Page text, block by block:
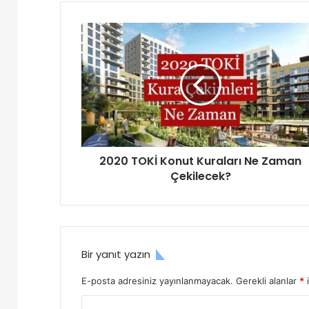
2
0
2
0
T
O
K
K
t
a
l
2020 TOKİ Konut Kuraları Ne Zaman
Çekilecek?
Bir yanıt yazın
E-posta adresiniz yayınlanmayacak. Gerekli alanlar *